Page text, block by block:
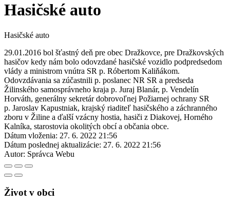
Hasičské auto
Hasičské auto
29.01.2016 bol šťastný deň pre obec Dražkovce, pre Dražkovských
hasičov kedy nám bolo odovzdané hasičské vozidlo podpredsedom
vlády a ministrom vnútra SR p. Róbertom Kaliňákom.
Odovzdávania sa zúčastnili p. poslanec NR SR a predseda
Žilinského samosprávneho kraja p. Juraj Blanár, p. Vendelín
Horváth, generálny sekretár dobrovoľnej Požiarnej ochrany SR
p. Jaroslav Kapustniak, krajský riaditeľ hasičského a záchranného
zboru v Žiline a ďalší vzácny hostia, hasiči z Diakovej, Horného
Kalníka, starostovia okolitých obcí a občania obce.
Dátum vloženia: 27. 6. 2022 21:56
Dátum poslednej aktualizácie: 27. 6. 2022 21:56
Autor: Správca Webu
Život v obci